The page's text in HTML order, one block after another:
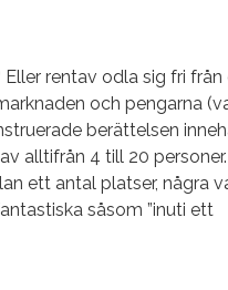
rentav odla sig fri från
och pengarna
berättelsen
alltifrån 4 till 20 personer.
ett antal platser, några
såsom ”inuti ett